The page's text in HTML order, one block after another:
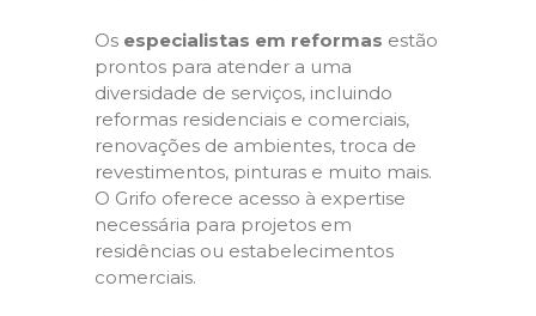
Os especialistas em reformas estão
prontos para atender a uma
diversidade de serviços, incluindo
reformas residenciais e comerciais,
renovações de ambientes, troca de
revestimentos, pinturas e muito mais.
O Grifo oferece acesso à expertise
necessária para projetos em
residências ou estabelecimentos
comerciais.